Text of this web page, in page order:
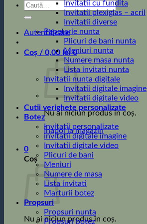
Caută
Autentificare
Coș / 0,00 lei 0
Nu ai niciun produs în coș.
Înapoi la magazin
0
Coș
Nu ai niciun produs în coș.
Invitatii cu fundita
Invitatii plexiglas – acril
Invitatii diverse
Papetarie nunta
Plicuri de bani nunta
Meniuri nunta
Numere masa nunta
Lista invitati nunta
Invitatii nunta digitale
Invitatii digitale imagine
Invitatii digitale video
Cutii verighete personalizate
Botez
Invitatii personalizate
invitatii digitale imagine
Invitatii digitale video
Plicuri de bani
Meniuri
Numere de masa
Lista invitati
Marturii botez
Propsuri
Propsuri nunta
Propsuri botez